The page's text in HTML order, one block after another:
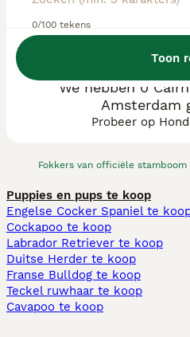
0/100 tekens
Toon
Fokkers van officiële stamboom
We hebben 0
Amsterdam
Probeer op
Puppies en pups te koop
Engelse Cocker Spaniel te
Cockapoo te koop
Labrador Retriever te koop
Duitse Herder te koop
Franse Bulldog te koop
Teckel ruwhaar te koop
Cavapoo te koop